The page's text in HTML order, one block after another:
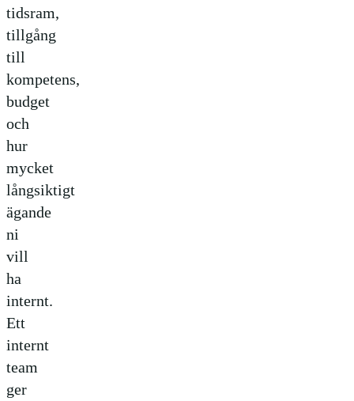
tidsram,
tillgång
till
kompetens,
budget
och
hur
mycket
långsiktigt
ägande
ni
vill
ha
internt.
Ett
internt
team
ger